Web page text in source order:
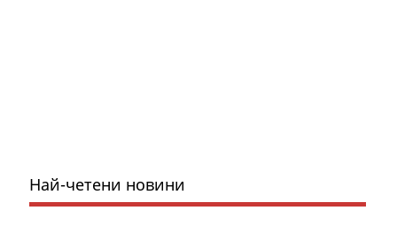
Най-четени новини